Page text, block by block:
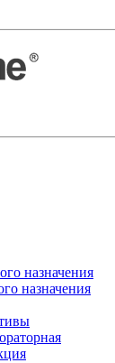
назначения
назначения